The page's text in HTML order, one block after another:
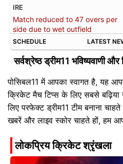
IRE
Match reduced to 47 overs per
side due to wet outfield
SCHEDULE LATEST
सर्वश्रेष्ठ ड्रीम11 भविष्यवाणी
पोसिबल11 में आपका स्वागत है, यह
क्रिकेट मैच टिप्स के लिए सबसे
लिए परफेक्ट ड्रीम11 टीम बनाना
खबरें और लाइव स्कोर चाहते हों, हम
लोकप्रिय क्रिकेट श्रृंखला